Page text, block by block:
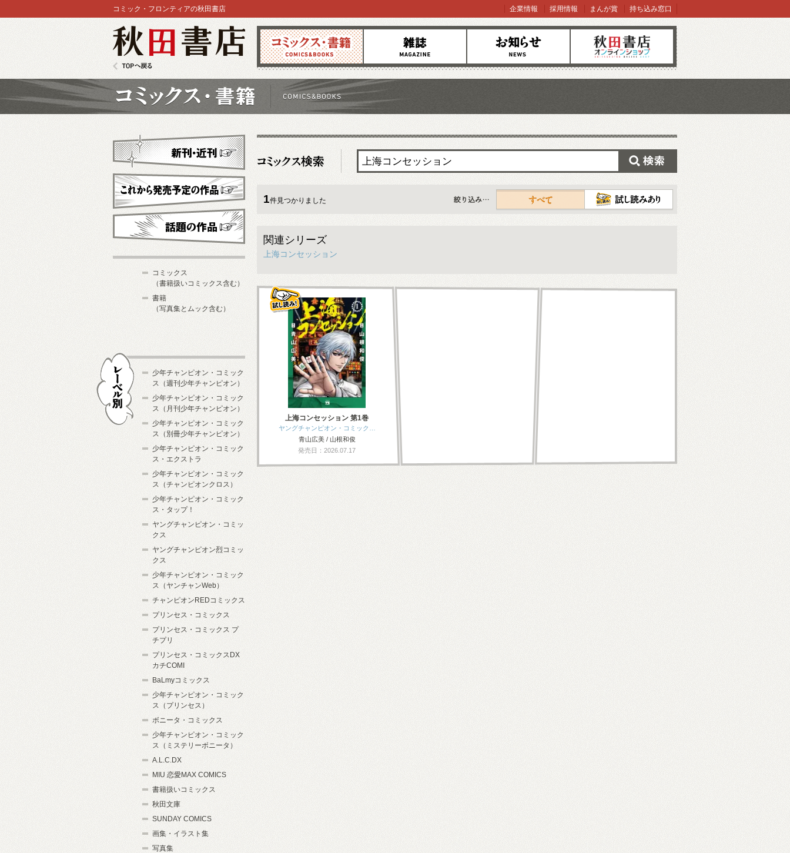
コミックス 雑誌 お知らせ オンラインショップ
コミック・フロンティアの秋田書店 企業情報 採用情報 まんが賞 持ち込み窓口
1件見つかりました
すべて
関連シリーズ
上海コンセッション
上海コンセッション 第1巻
ヤングチャンピオン・コミック…
青山広美 / 山根和俊
発売日：2026.07.17
新刊・近刊
これから発売予定
コミックス
（書籍扱いコミックス含む）
書籍
（写真集とムック含む）
少年チャンピオン・コミック
ス（週刊少年チャンピオン）
少年チャンピオン・コミック
ス（月刊少年チャンピオン）
少年チャンピオン・コミック
ス（別冊少年チャンピオン）
少年チャンピオン・コミック
ス・エクストラ
少年チャンピオン・コミック
ス（チャンピオンクロス）
少年チャンピオン・コミック
ス・タップ！
ヤングチャンピオン・コミッ
クス
ヤングチャンピオン烈コミッ
クス
少年チャンピオン・コミック
ス（ヤンチャンWeb）
チャンピオンREDコミックス
プリンセス・コミックス
プリンセス・コミックス プ
チプリ
プリンセス・コミックスDX
カチCOMI
BaLmyコミックス
少年チャンピオン・コミック
ス（プリンセス）
ボニータ・コミックス
少年チャンピオン・コミック
ス（ミステリーボニータ）
A.L.C.DX
MIU 恋愛MAX COMICS
書籍扱いコミックス
秋田文庫
SUNDAY COMICS
画集・イラスト集
写真集